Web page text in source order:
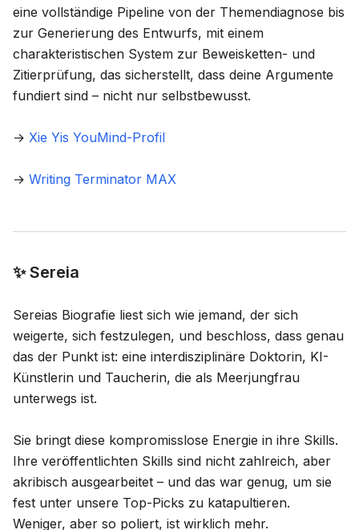
eine vollständige Pipeline von der Themendiagnose bis
zur Generierung des Entwurfs, mit einem
charakteristischen System zur Beweisketten- und
Zitierprüfung, das sicherstellt, dass deine Argumente
fundiert sind – nicht nur selbstbewusst.
→ Xie Yis YouMind-Profil
→ Writing Terminator MAX
✨ Sereia
Sereias Biografie liest sich wie jemand, der sich
weigerte, sich festzulegen, und beschloss, dass genau
das der Punkt ist: eine interdisziplinäre Doktorin, KI-
Künstlerin und Taucherin, die als Meerjungfrau
unterwegs ist.
Sie bringt diese kompromisslose Energie in ihre Skills.
Ihre veröffentlichten Skills sind nicht zahlreich, aber
akribisch ausgearbeitet – und das war genug, um sie
fest unter unsere Top-Picks zu katapultieren.
Weniger, aber so poliert, ist wirklich mehr.